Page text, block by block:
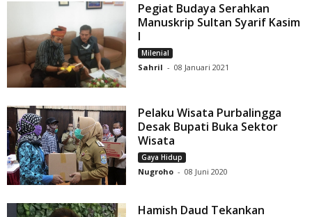
Pegiat Budaya Serahkan
Manuskrip Sultan Syarif Kasim
I
Milenial
Sahril - 08 Januari 2021
Pelaku Wisata Purbalingga
Desak Bupati Buka Sektor
Wisata
Gaya Hidup
Nugroho - 08 Juni 2020
Hamish Daud Tekankan